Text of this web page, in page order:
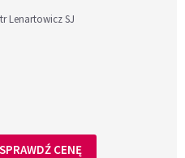
Lenartowicz SJ
SPRAWDŹ CENĘ